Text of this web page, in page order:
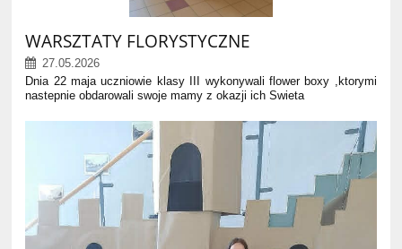
WARSZTATY FLORYSTYCZNE
27.05.2026
Dnia 22 maja uczniowie klasy III wykonywali flower boxy ,ktorymi
nastepnie obdarowali swoje mamy z okazji ich Swieta